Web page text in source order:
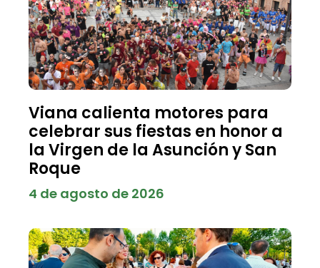
Viana calienta motores para
celebrar sus fiestas en honor a
la Virgen de la Asunción y San
Roque
4 de agosto de 2026